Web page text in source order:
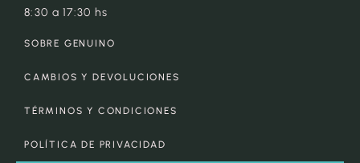
8:30 a 17:30 hs
SOBRE GENUINO
CAMBIOS Y DEVOLUCIONES
TÉRMINOS Y CONDICIONES
POLÍTICA DE PRIVACIDAD